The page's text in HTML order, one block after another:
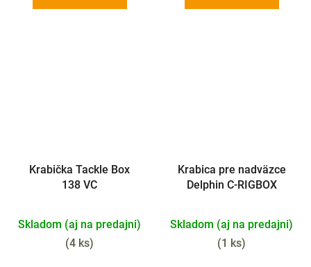
Krabička Tackle Box
138 VC
Skladom (aj na predajni)
(4 ks)
Krabica pre nadväzce
Delphin C-RIGBOX
Skladom (aj na predajni)
(1 ks)